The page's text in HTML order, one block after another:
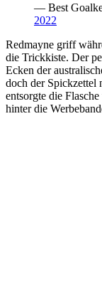
— Best
2022
Redmayne griff
die Trickkiste. Der
Ecken der
doch der Spickzettel
entsorgte die
hinter die